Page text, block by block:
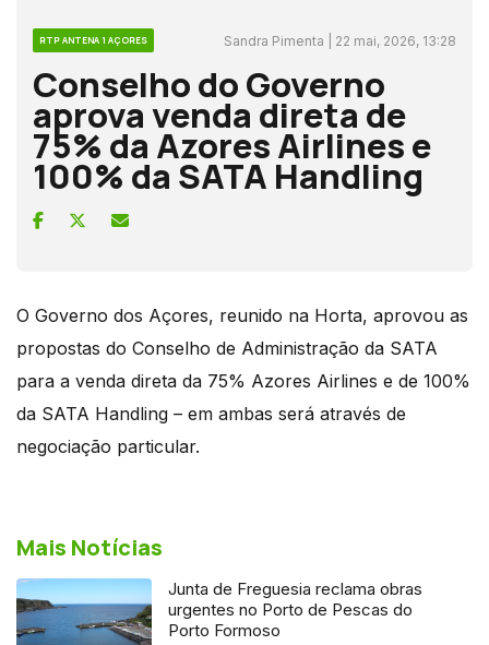
RTP ANTENA 1 AÇORES Sandra Pimenta | 22 mai, 2026, 13:28
Conselho do Governo
aprova venda direta de
75% da Azores Airlines e
100% da SATA Handling
O Governo dos Açores, reunido na Horta, aprovou as
propostas do Conselho de Administração da SATA
para a venda direta da 75% Azores Airlines e de 100%
da SATA Handling – em ambas será através de
negociação particular.
Mais Notícias
Junta de Freguesia reclama obras
urgentes no Porto de Pescas do
Porto Formoso